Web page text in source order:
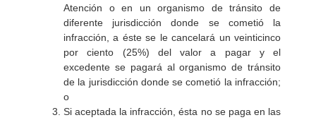
Atención o en un organismo de tránsito de
diferente jurisdicción donde se cometió la
infracción, a éste se le cancelará un veinticinco
por ciento (25%) del valor a pagar y el
excedente se pagará al organismo de tránsito
de la jurisdicción donde se cometió la infracción;
o
Si aceptada la infracción, ésta no se paga en las